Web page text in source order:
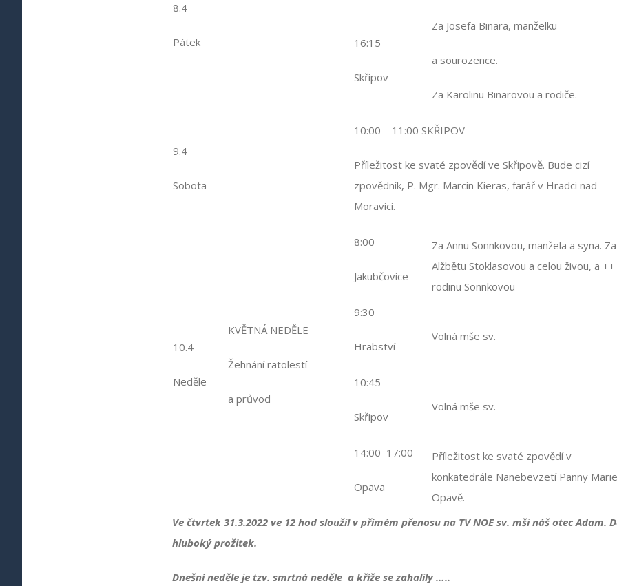
8.4
Pátek 16:15
Skřipov
Za Josefa Binara, manželku
a sourozence.
Za Karolinu Binarovou a rodiče.
9.4
Sobota
10:00 – 11:00 SKŘIPOV
Příležitost ke svaté zpovědí ve Skřipově. Bude cizí
zpovědník, P. Mgr. Marcin Kieras, farář v Hradci nad
Moravici.
10.4
Neděle
KVĚTNÁ NEDĚLE
Žehnání ratolestí
a průvod
8:00
Jakubčovice
Za Annu Sonnkovou, manžela a syna. Za
Alžbětu Stoklasovou a celou živou, a ++
rodinu Sonnkovou
9:30
Hrabství
Volná mše sv.
10:45
Skřipov
Volná mše sv.
14:00 17:00
Opava
Příležitost ke svaté zpovědí v
konkatedrále Nanebevzetí Panny
Opavě.
Ve čtvrtek 31.3.2022 ve 12 hod sloužil v přímém přenosu na TV NOE sv. mši náš otec Adam.
hluboký prožitek.
Dnešní neděle je tzv. smrtná neděle a kříže se zahalily …..